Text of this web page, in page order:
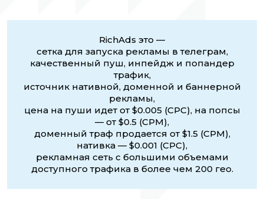
RichAds это —
сетка для запуска рекламы в телеграм,
качественный пуш, инпейдж и попандер
трафик,
источник нативной, доменной и баннерной
рекламы,
цена на пуши идет от $0.005 (CPC), на попсы
— от $0.5 (CPM),
доменный траф продается от $1.5 (CPM),
нативка — $0.001 (CPC),
рекламная сеть с большими объемами
доступного трафика в более чем 200 гео.